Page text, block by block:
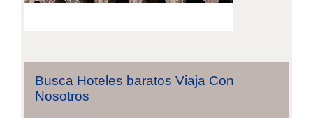
Busca Hoteles baratos Viaja Con
Nosotros